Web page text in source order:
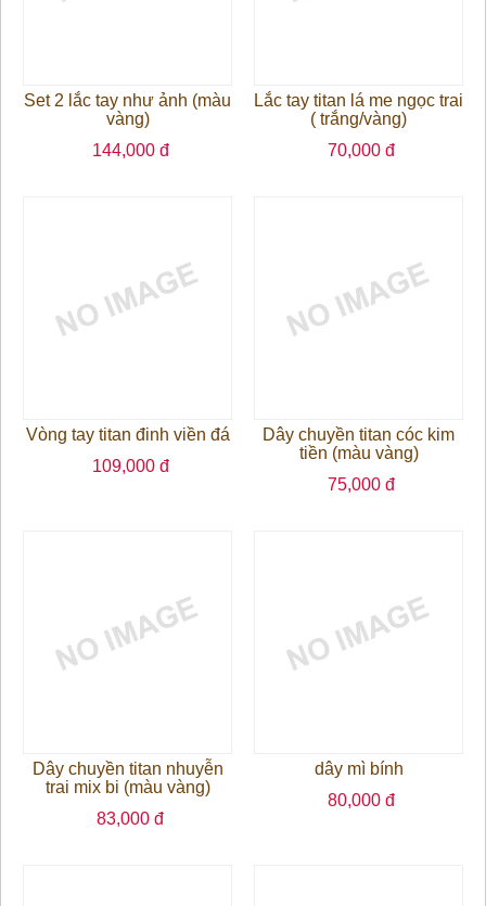
Set 2 lắc tay như ảnh (màu
vàng)
144,000 đ
Lắc tay titan lá me ngọc trai
( trắng/vàng)
70,000 đ
Vòng tay titan đinh viền đá
109,000 đ
Dây chuyền titan cóc kim
tiền (màu vàng)
75,000 đ
Dây chuyền titan nhuyễn
trai mix bi (màu vàng)
83,000 đ
dây mì bính
80,000 đ